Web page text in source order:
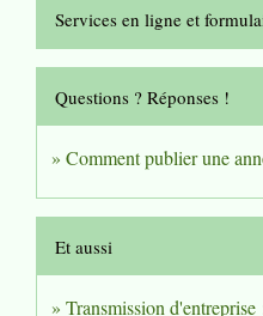
Services en ligne et
Questions ? Réponses !
Comment publier une
Et aussi
Transmission